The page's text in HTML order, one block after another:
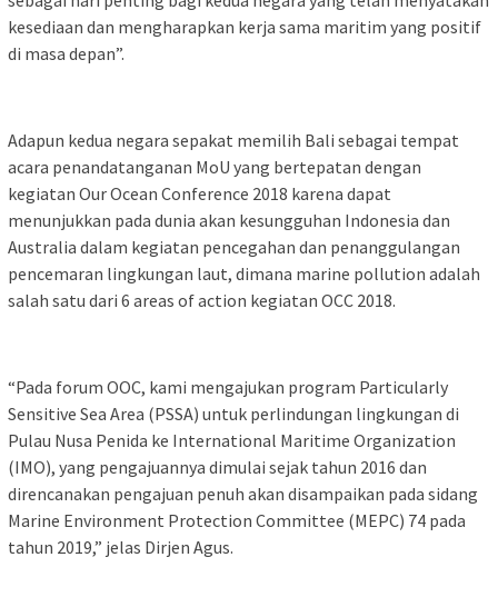
kesediaan dan mengharapkan kerja sama maritim yang positif
di masa depan”.
Adapun kedua negara sepakat memilih Bali sebagai tempat
acara penandatanganan MoU yang bertepatan dengan
kegiatan Our Ocean Conference 2018 karena dapat
menunjukkan pada dunia akan kesungguhan Indonesia dan
Australia dalam kegiatan pencegahan dan penanggulangan
pencemaran lingkungan laut, dimana marine pollution adalah
salah satu dari 6 areas of action kegiatan OCC 2018.
“Pada forum OOC, kami mengajukan program Particularly
Sensitive Sea Area (PSSA) untuk perlindungan lingkungan di
Pulau Nusa Penida ke International Maritime Organization
(IMO), yang pengajuannya dimulai sejak tahun 2016 dan
direncanakan pengajuan penuh akan disampaikan pada sidang
Marine Environment Protection Committee (MEPC) 74 pada
tahun 2019,” jelas Dirjen Agus.